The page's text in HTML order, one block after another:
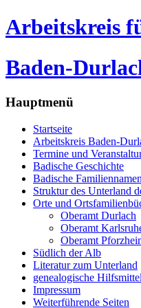
Arbeitskreis
Baden-
Hauptmenü
Startseite
Arbeitskreis Baden-
Termine und
Badische Geschichte
Badische Familiennamen
Struktur des Unterland
Orte und
Oberamt Durlach
Oberamt
Oberamt
Südlich der Alb
Literatur zum Unterland
genealogische Hilfsmittel
Impressum
Weiterführende Seiten